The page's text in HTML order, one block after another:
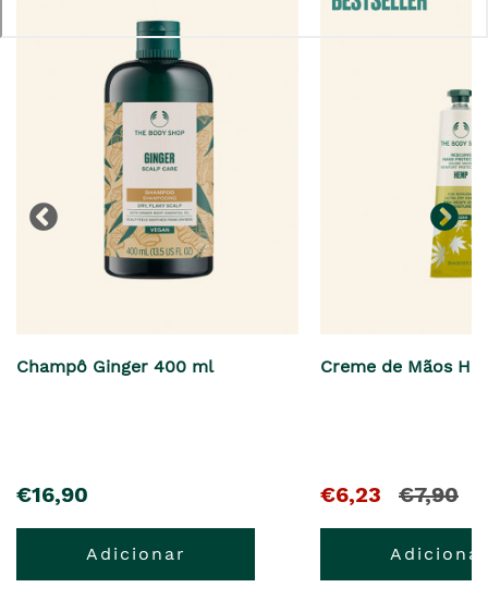
Champô Ginger 400 ml
pre�o
€16,90
Adicionar
Creme de Mãos
El
precio
€6,23 €7,90